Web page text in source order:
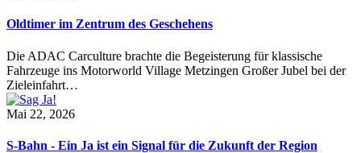
Oldtimer im Zentrum des Geschehens
Die ADAC Carculture brachte die Begeisterung für klassische
Fahrzeuge ins Motorworld Village Metzingen Großer Jubel bei der
Zieleinfahrt…
Mai 22, 2026
S-Bahn - Ein Ja ist ein Signal für die Zukunft der Region